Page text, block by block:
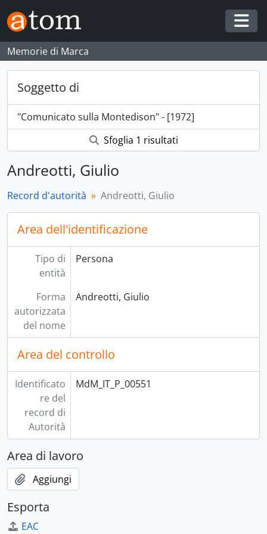
Skip to main content
Memorie di Marca
Soggetto di
"Comunicato sulla Montedison" - [1972]
Sfoglia 1 risultati
Andreotti, Giulio
Record d'autorità Andreotti, Giulio
Area dell'identificazione
Tipo di
entità
Persona
Forma
autorizzata
del nome
Andreotti, Giulio
Area del controllo
Identificato
re del
record di
Autorità
MdM_IT_P_00551
Area di lavoro
Aggiungi
Esporta
EAC